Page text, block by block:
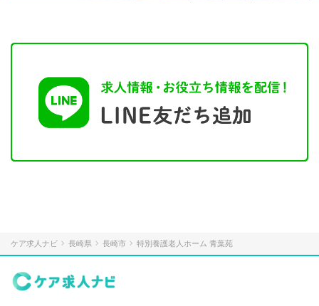
ケア求人ナビ 長崎県 長崎市 特別養護老人ホーム 青葉苑